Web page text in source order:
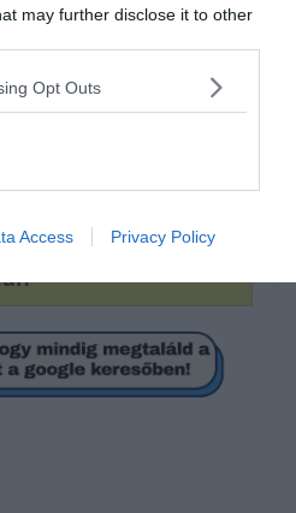
may further disclose it to other
Opt Outs
Access Privacy Policy